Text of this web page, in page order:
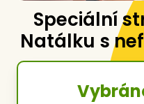
Speciální
Natálku s